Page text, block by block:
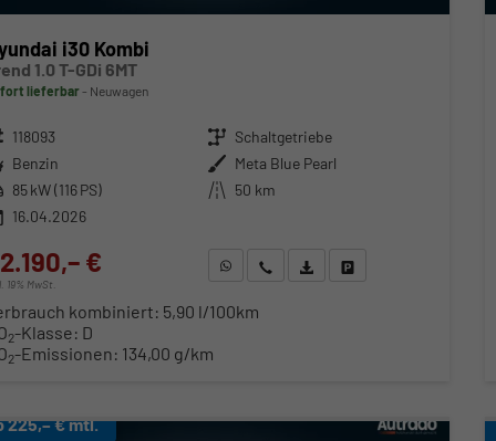
i30 Kombi
1.0 T-GDi 6MT
lieferbar Neuwagen
118093 Getriebe Schaltgetriebe
Benzin Außenfarbe Meta Blue Pearl
85 kW (116 PS) Kilometerstand 50 km
16.04.2026
€
19% MwSt.
WhatsApp anfragen
Wir rufen Sie anFahrzeugexposé (PDF)
kombiniert: 5,90 l/100km
2-Klasse: D
2-Emissionen: 134,00 g/km
225,– € mtl.